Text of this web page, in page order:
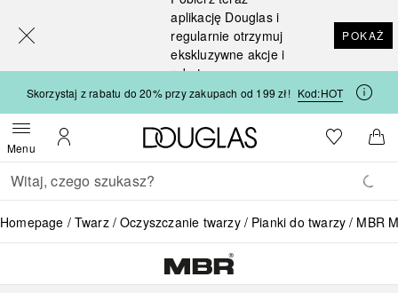
aplikację Douglas i
regularnie otrzymuj
ekskluzywne akcje i
rabaty
POKAŻ
Skorzystaj z rabatu do 20% przy zakupach od 199 zł! Kod:HOT
MenuOtwórz menuMoje konto
Strona główna Douglas
Do listyDo
Wracać
Wykonaj wyszukiwanie
Homepage Twarz Oczyszczanie twarzy Pianki do twarzy MBR
[navigation.slideout.screenreader]